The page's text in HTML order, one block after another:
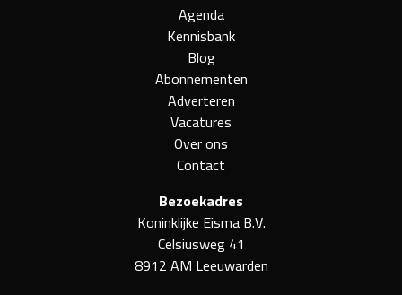
Agenda
Kennisbank
Blog
Abonnementen
Adverteren
Vacatures
Over ons
Contact
Bezoekadres
Koninklijke Eisma B.V.
Celsiusweg 41
8912 AM Leeuwarden